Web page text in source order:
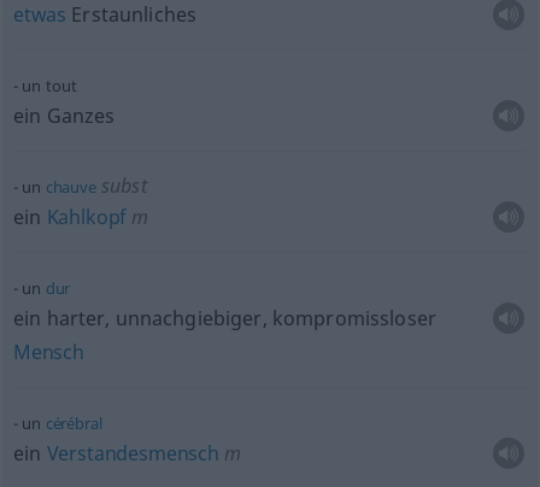
etwas Erstaunliches
un tout
ein Ganzes
un chauvesubst
ein Kahlkopf m
un dur
ein harter, unnachgiebiger, kompromissloser
Mensch
un cérébral
ein Verstandesmensch m